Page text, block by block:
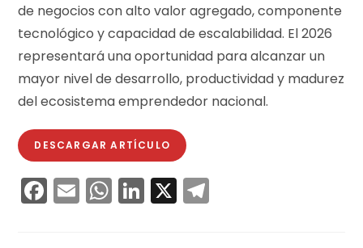
de negocios con alto valor agregado, componente
tecnológico y capacidad de escalabilidad. El 2026
representará una oportunidad para alcanzar un
mayor nivel de desarrollo, productividad y madurez
del ecosistema emprendedor nacional.
DESCARGAR ARTÍCULO
F
a
E
m
W
h
Li
n
X